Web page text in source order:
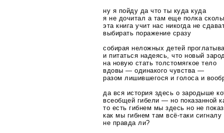
ну я пойду да что ты куда куда
я не дочитал а там еще полка
эта книга учит нас никогда не
выбирать поражение сразу
собирая неложных детей
и питаться надеясь, что новый
на новую стать толстомягкое тело
вдовы — одинакого чувства —
разом лишившегося и голоса и
да вся история здесь о зародыше
всеобщей гибели — но показанной
то есть гибнем мы здесь но не
как мы гибнем тамвсё-таки
не правда ли?